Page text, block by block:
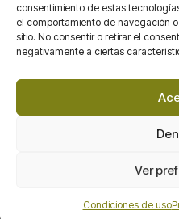
consentimiento de estas
el comportamiento de navegación
sitio. No consentir o retirar el
negativamente a ciertas
Ver
Condiciones de uso
Cuenta
Mi cuenta
Finalizar compra
Redes